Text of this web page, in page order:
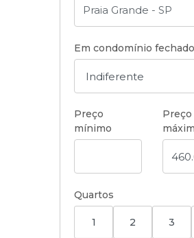
Em condomínio
Preço
mínimo
Preço
Quartos
1 2 3